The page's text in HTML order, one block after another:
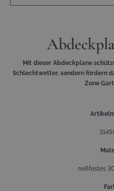
Mit dieser Abdeckplane
Schlechtwetter, sondern fördern
Zone
reißfestes